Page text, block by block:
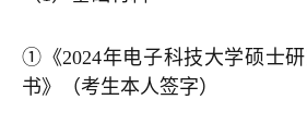
①《2024年电子科技大学硕士
书》（考生本人签字）